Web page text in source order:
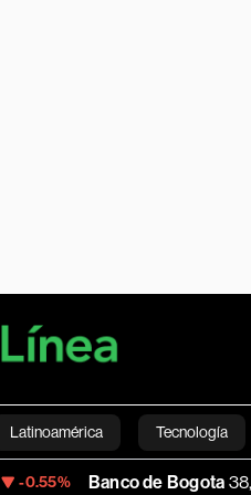
Latinoamérica Tecnología
Mundo Videos
Banco de Bogota 38,800.00